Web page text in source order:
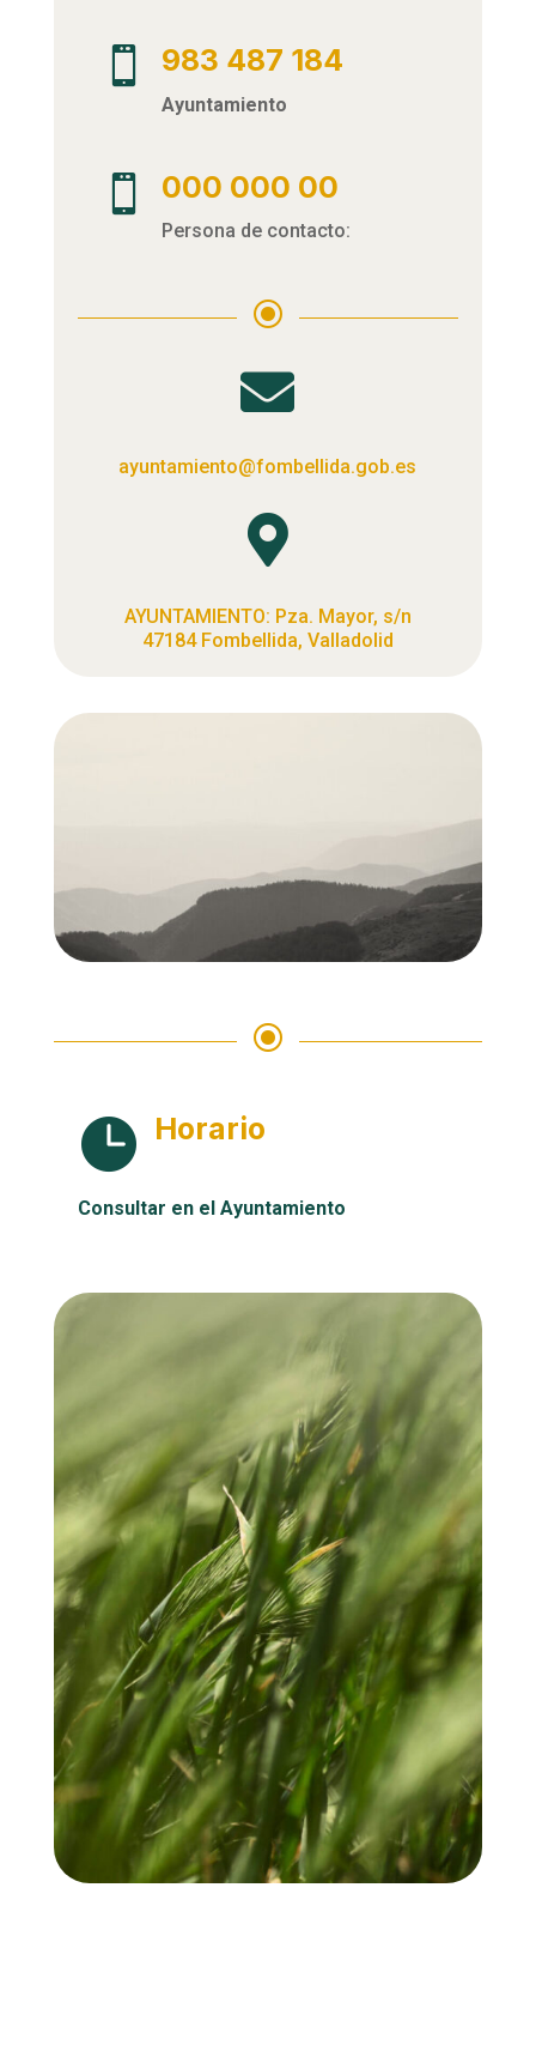
 983 487 184
Ayuntamiento
 000 000 00
Persona de contacto:
\

ayuntamiento@fombellida.gob.es

AYUNTAMIENTO: Pza. Mayor, s/n
47184 Fombellida, Valladolid
\
 Horario
Consultar en el Ayuntamiento